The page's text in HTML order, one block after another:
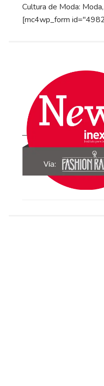
Cultura de Moda:
[mc4wp_form